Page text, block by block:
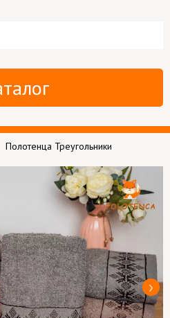
Полотенца Треугольники